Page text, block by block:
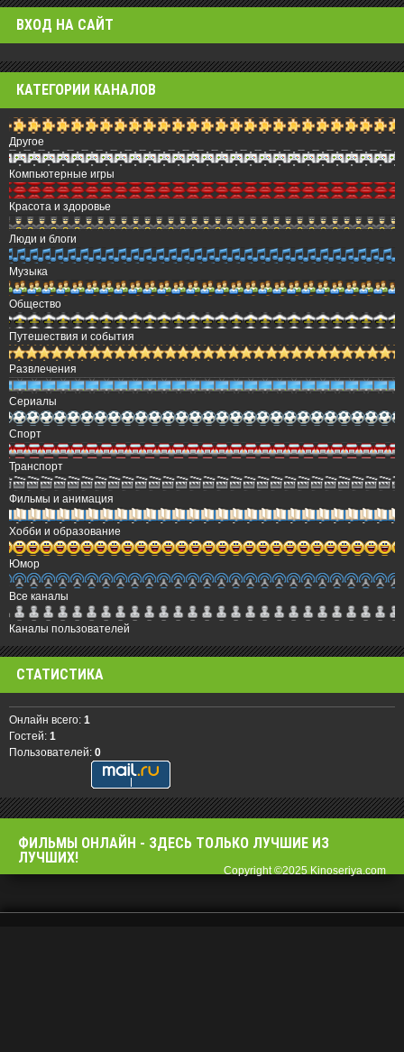
ВХОД НА САЙТ
КАТЕГОРИИ КАНАЛОВ
Другое
Компьютерные игры
Красота и здоровье
Люди и блоги
Музыка
Общество
Путешествия и события
Развлечения
Сериалы
Спорт
Транспорт
Фильмы и анимация
Хобби и образование
Юмор
Все каналы
Каналы пользователей
СТАТИСТИКА
Онлайн всего: 1
Гостей: 1
Пользователей: 0
ФИЛЬМЫ OНЛАЙН - ЗДЕСЬ ТОЛЬКО ЛУЧШИЕ ИЗ
ЛУЧШИХ!
Copyright ©2025 Kinoseriya.com